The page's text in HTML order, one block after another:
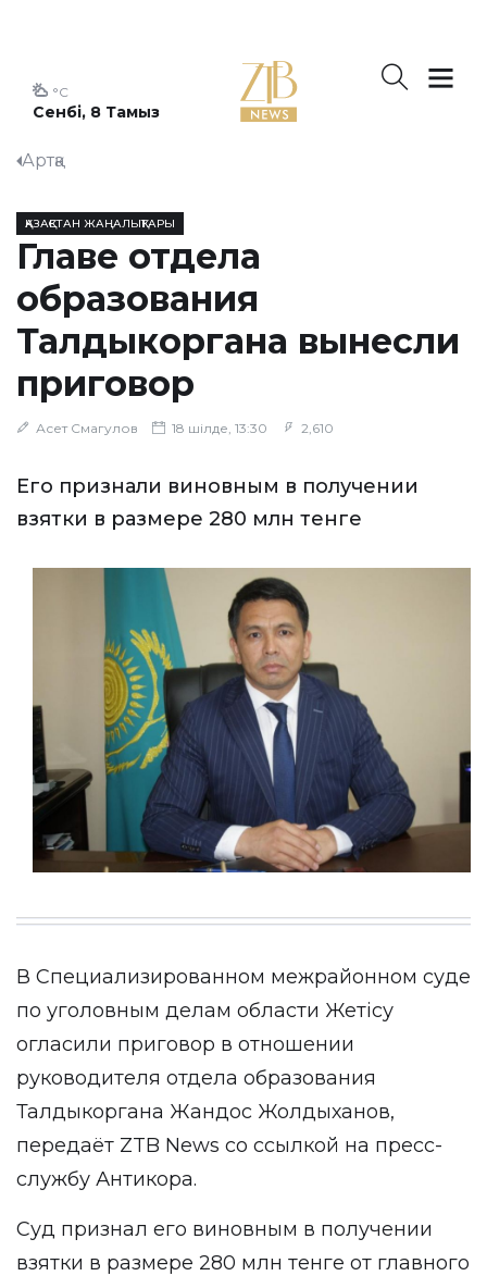
Сенбі, 8 Тамыз
°C
Артқа
ҚАЗАҚСТАН ЖАҢАЛЫҚТАРЫ
Главе отдела
образования
Талдыкоргана вынесли
приговор
Асет Смагулов 18 шілде, 13:30 2,610
Его признали виновным в получении
взятки в размере 280 млн тенге
В Специализированном межрайонном суде
по уголовным делам области Жетісу
огласили приговор в отношении
руководителя отдела образования
Талдыкоргана Жандос Жолдыханов,
передаёт ZTB News со ссылкой на пресс-
службу Антикора.
Суд признал его виновным в получении
взятки в размере 280 млн тенге от главного